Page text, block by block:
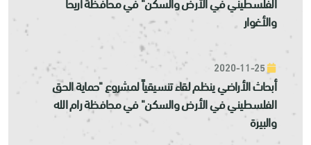
والأغوار
أبحاث الأراضي ينظم لقاء تنسيقياً لمشروع "حماية الحق
الفلسطيني في الأرض والسكن" في محافظة رام الله
والبيرة